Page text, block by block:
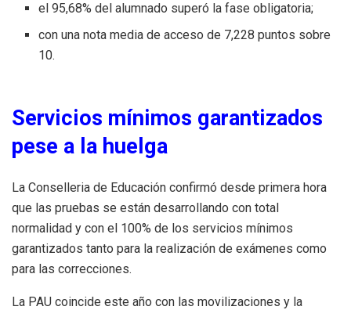
el 95,68% del alumnado superó la fase obligatoria;
con una nota media de acceso de 7,228 puntos sobre
10.
Servicios mínimos garantizados
pese a la huelga
La Conselleria de Educación confirmó desde primera hora
que las pruebas se están desarrollando con total
normalidad y con el 100% de los servicios mínimos
garantizados tanto para la realización de exámenes como
para las correcciones.
La PAU coincide este año con las movilizaciones y la